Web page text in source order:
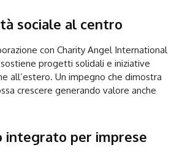
sociale al centro
con Charity Angel International
progetti solidali e iniziative
all’estero. Un impegno che dimostra
crescere generando valore anche
integrato per imprese